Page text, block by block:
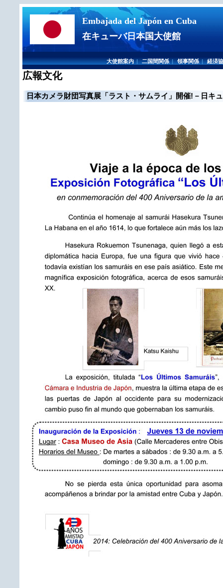
Embajada del Japón en Cuba
在キューバ日本国大使館
大使館案内 | 二国間関係 | 領事関係 | 経済
広報文化
日本カメラ財団写真展「ラスト・サムライ」開催! －日キ